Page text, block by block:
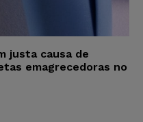
justa causa de
emagrecedoras no